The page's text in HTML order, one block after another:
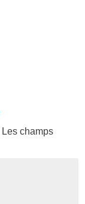
Les champs